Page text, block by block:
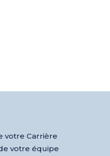
votre Carrière
votre équipe